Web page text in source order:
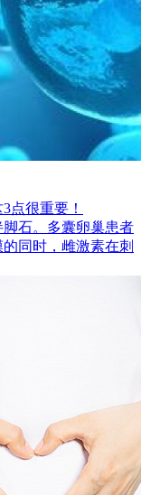
点很重要！
石。多囊卵巢患者
同时，雌激素在刺